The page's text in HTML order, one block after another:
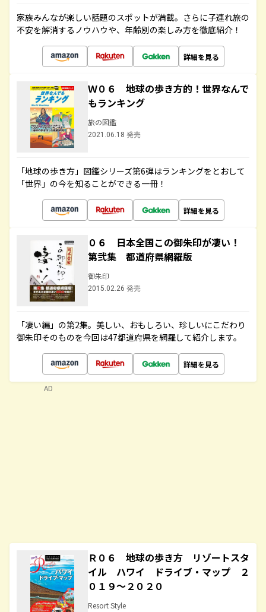
家族みんなが楽しい話題のスポットが満載。さらに子連れ旅の
不安を解消するノウハウや、年齢別の楽しみ方を徹底紹介！
詳細を見る
Ｗ０６ 地球の歩き方的！世界なんで
もランキング
旅の図鑑
2021.06.18 発売
「地球の歩き方」図鑑シリーズ第6弾はランキングをとおして
「世界」の今を知ることができる一冊！
詳細を見る
０６ 日本全国この御朱印が凄い！
第弐集 都道府県網羅版
御朱印
2015.02.26 発売
「凄い編」の第2集。美しい、おもしろい、珍しいにこだわり
御朱印そのものを今回は47都道府県を網羅して紹介します。
詳細を見る
Ｒ０６ 地球の歩き方 リゾートスタ
イル ハワイ ドライブ・マップ ２
０１９～２０２０
Resort Style
AD